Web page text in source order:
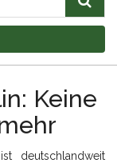
Keine
deutschlandweit